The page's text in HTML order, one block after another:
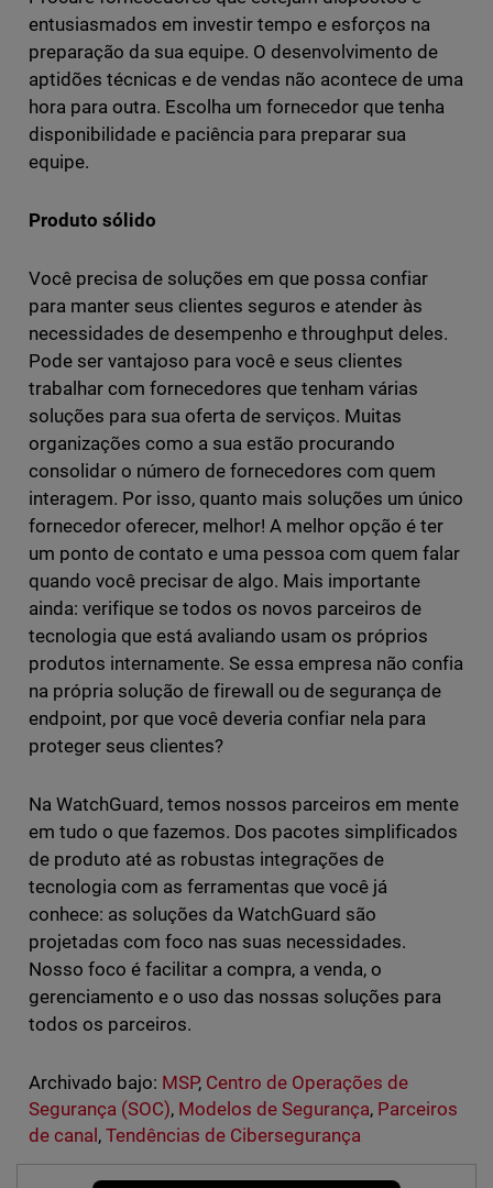
entusiasmados em investir tempo e esforços na
preparação da sua equipe. O desenvolvimento de
aptidões técnicas e de vendas não acontece de uma
hora para outra. Escolha um fornecedor que tenha
disponibilidade e paciência para preparar sua
equipe.
Produto sólido
Você precisa de soluções em que possa confiar
para manter seus clientes seguros e atender às
necessidades de desempenho e throughput deles.
Pode ser vantajoso para você e seus clientes
trabalhar com fornecedores que tenham várias
soluções para sua oferta de serviços. Muitas
organizações como a sua estão procurando
consolidar o número de fornecedores com quem
interagem. Por isso, quanto mais soluções um único
fornecedor oferecer, melhor! A melhor opção é ter
um ponto de contato e uma pessoa com quem falar
quando você precisar de algo. Mais importante
ainda: verifique se todos os novos parceiros de
tecnologia que está avaliando usam os próprios
produtos internamente. Se essa empresa não confia
na própria solução de firewall ou de segurança de
endpoint, por que você deveria confiar nela para
proteger seus clientes?
Na WatchGuard, temos nossos parceiros em mente
em tudo o que fazemos. Dos pacotes simplificados
de produto até as robustas integrações de
tecnologia com as ferramentas que você já
conhece: as soluções da WatchGuard são
projetadas com foco nas suas necessidades.
Nosso foco é facilitar a compra, a venda, o
gerenciamento e o uso das nossas soluções para
todos os parceiros.
Archivado bajo: MSP, Centro de Operações de
Segurança (SOC), Modelos de Segurança, Parceiros
de canal , Tendências de Cibersegurança